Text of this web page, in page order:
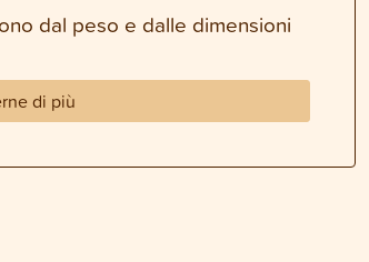
dal peso e dalle dimensioni
di più